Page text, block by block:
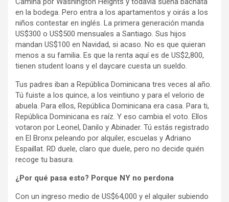
en la bodega. Pero entra a los apartamentos y oirás a los
niños contestar en inglés. La primera generación manda
US$300 o US$500 mensuales a Santiago. Sus hijos
mandan US$100 en Navidad, si acaso. No es que quieran
menos a su familia. Es que la renta aquí es de US$2,800,
tienen student loans y el daycare cuesta un sueldo.
Tus padres iban a República Dominicana tres veces al año.
Tú fuiste a los quince, a los veintiuno y para el velorio de
abuela. Para ellos, República Dominicana era casa. Para ti,
República Dominicana es raíz. Y eso cambia el voto. Ellos
votaron por Leonel, Danilo y Abinader. Tú estás registrado
en El Bronx peleando por alquiler, escuelas y Adriano
Espaillat. RD duele, claro que duele, pero no decide quién
recoge tu basura.
¿Por qué pasa esto? Porque NY no perdona
Con un ingreso medio de US$64,000 y el alquiler subiendo